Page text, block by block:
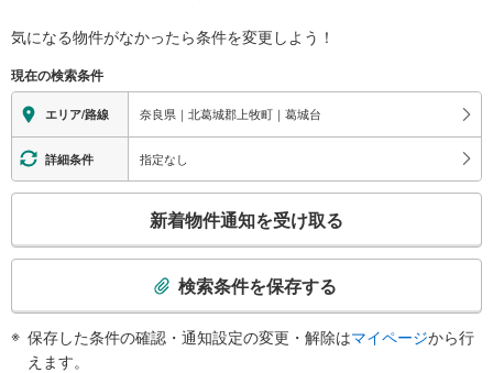
気になる物件がなかったら条件を変更しよう！
現在の検索条件
エリア/路線 奈良県｜北葛城郡上牧町｜葛城台
詳細条件 指定なし
検
新着物件通知を受け取る
検索条件を保存する
保存した条件の確認・通知設定の変更・解除はマイページから行
えます。